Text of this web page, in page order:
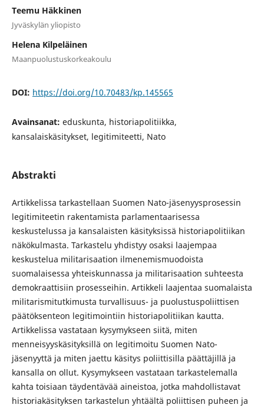
Teemu Häkkinen
Jyväskylän yliopisto
Helena Kilpeläinen
Maanpuolustuskorkeakoulu
DOI: https://doi.org/10.70483/kp.145565
Avainsanat: eduskunta, historiapolitiikka,
kansalaiskäsitykset, legitimiteetti, Nato
Abstrakti
Artikkelissa tarkastellaan Suomen Nato-jäsenyysprosessin
legitimiteetin rakentamista parlamentaarisessa
keskustelussa ja kansalaisten käsityksissä historiapolitiikan
näkökulmasta. Tarkastelu yhdistyy osaksi laajempaa
keskustelua militarisaation ilmenemismuodoista
suomalaisessa yhteiskunnassa ja militarisaation suhteesta
demokraattisiin prosesseihin. Artikkeli laajentaa suomalaista
militarismitutkimusta turvallisuus- ja puolustuspoliittisen
päätöksenteon legitimointiin historiapolitiikan kautta.
Artikkelissa vastataan kysymykseen siitä, miten
menneisyyskäsityksillä on legitimoitu Suomen Nato-
jäsenyyttä ja miten jaettu käsitys poliittisilla päättäjillä ja
kansalla on ollut. Kysymykseen vastataan tarkastelemalla
kahta toisiaan täydentävää aineistoa, jotka mahdollistavat
historiakäsityksen tarkastelun yhtäältä poliittisen puheen ja